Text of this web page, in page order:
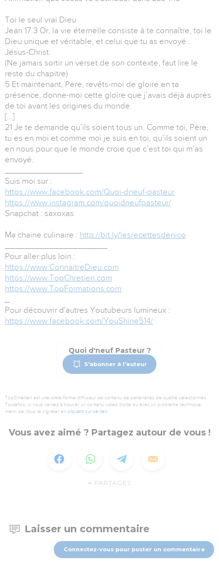
Toi le seul vrai Dieu
Jean 17.3 Or, la vie éternelle consiste à te connaître, toi le
Dieu unique et véritable, et celui que tu as envoyé :
Jésus-Christ.
(Ne jamais sortir un verset de son contexte, faut lire le
reste du chapitre)
5 Et maintenant, Père, revêts-moi de gloire en ta
présence, donne-moi cette gloire que j’avais déjà auprès
de toi avant les origines du monde.
[...]
21 Je te demande qu’ils soient tous un. Comme toi, Père,
tu es en moi et comme moi je suis en toi, qu’ils soient un
en nous pour que le monde croie que c’est toi qui m’as
envoyé.
Suis moi sur :
https://www.facebook.com/Quoi-dneuf-pasteur
https://www.instagram.com/quoidneufpasteur/
Snapchat : saxoxas
Ma chaine culinaire : http://bit.ly/lesrecettesdenico
Pour aller plus loin :
https://www.ConnaitreDieu.com
https://www.TopChretien.com
https://www.TopFormations.com
Pour découvrir d'autres Youtubeurs lumineux :
https://www.facebook.com/YouShine514/
Quoi d'neuf Pasteur ?
S'abonner à l'auteur
TopChrétien est une plate-forme diffuseur de contenu de partenaires de qualité sélectionnés.
Toutefois, si vous veniez à trouver un contenu vidéo illicite ou avec un problème technique,
merci de nous le signaler en cliquant sur ce lien.
Vous avez aimé ? Partagez autour de vous !
4 PARTAGES
Laisser un commentaire
Connectez-vous pour poster un commentaire